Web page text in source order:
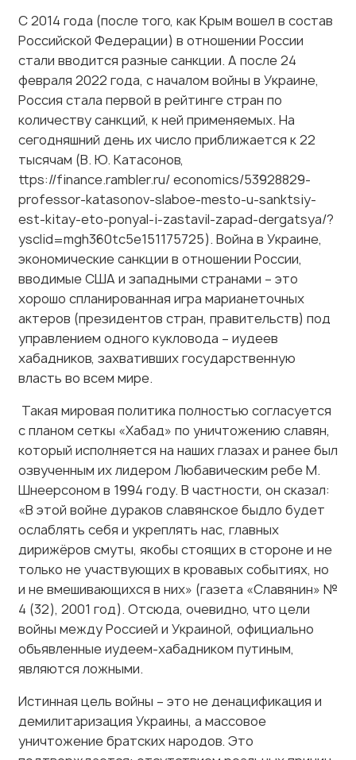
Российской Федерации) в отношении России
стали вводится разные санкции. А после 24
февраля 2022 года, с началом войны в Украине,
Россия стала первой в рейтинге стран по
количеству санкций, к ней применяемых. На
сегодняшний день их число приближается к 22
тысячам (В. Ю. Катасонов,
ttps://finance.rambler.ru/ economics/53928829-
professor-katasonov-slaboe-mesto-u-sanktsiy-
est-kitay-eto-ponyal-i-zastavil-zapad-dergatsya/?
ysclid=mgh360tc5e151175725). Война в Украине,
экономические санкции в отношении России,
вводимые США и западными странами – это
хорошо спланированная игра марианеточных
актеров (президентов стран, правительств) под
управлением одного кукловода – иудеев
хабадников, захвативших государственную
власть во всем мире.
Такая мировая политика полностью согласуется
который исполняется на наших глазах и ранее был
озвученным их лидером Любавическим ребе М.
Шнеерсоном в 1994 году. В частности, он сказал:
«В этой войне дураков славянское быдло будет
ослаблять себя и укреплять нас, главных
дирижёров смуты, якобы стоящих в стороне и не
только не участвующих в кровавых событиях, но
и не вмешивающихся в них» (газета «Славянин» №
4 (32), 2001 год). Отсюда, очевидно, что цели
войны между Россией и Украиной, официально
объявленные иудеем-хабадником путиным,
являются ложными.
Истинная цель войны – это не денацификация и
уничтожение братских народов. Это
подтверждается: отсутствием реальных причин
и правовых оснований для начала войны и